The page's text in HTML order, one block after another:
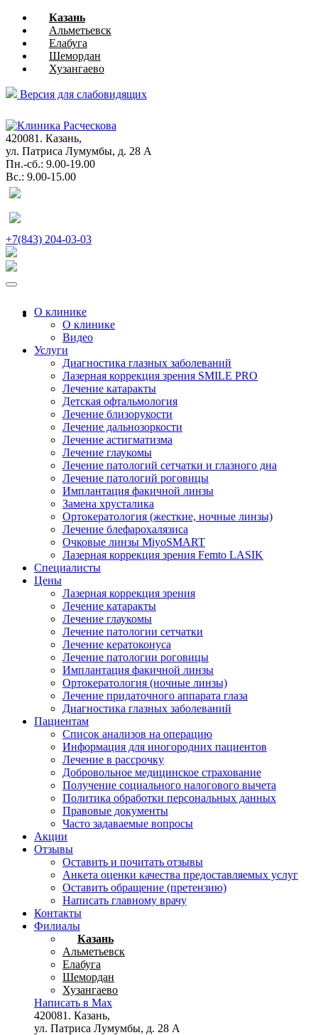
Казань
Альметьевск
Елабуга
Шемордан
Хузангаево
Версия для слабовидящих
420081. Казань,
ул. Патриса Лумумбы, д. 28 А
Пн.-сб.: 9.00-19.00
Вс.: 9.00-15.00
+7(843) 204-03-03
О клинике
О клинике
Видео
Услуги
Диагностика глазных заболеваний
Лазерная коррекция зрения SMILE PRO
Лечение катаракты
Детская офтальмология
Лечение близорукости
Лечение дальнозоркости
Лечение астигматизма
Лечение глаукомы
Лечение патологий сетчатки и глазного дна
Лечение патологий роговицы
Имплантация факичной линзы
Замена хрусталика
Ортокератология (жесткие, ночные линзы)
Лечение блефарохалязиса
Очковые линзы MiyoSMART
Лазерная коррекция зрения Femto LASIK
Специалисты
Цены
Лазерная коррекция зрения
Лечение катаракты
Лечение глаукомы
Лечение патологии сетчатки
Лечение кератоконуса
Лечение патологии роговицы
Имплантация факичной линзы
Ортокератология (ночные линзы)
Лечение придаточного аппарата глаза
Диагностика глазных заболеваний
Пациентам
Список анализов на операцию
Информация для иногородних пациентов
Лечение в рассрочку
Добровольное медицинское страхование
Получение социального налогового вычета
Политика обработки персональных данных
Правовые документы
Часто задаваемые вопросы
Акции
Отзывы
Оставить и почитать отзывы
Анкета оценки качества предоставляемых услуг
Оставить обращение (претензию)
Написать главному врачу
Контакты
Филиалы
Казань
Альметьевск
Елабуга
Шемордан
Хузангаево
Написать в Max
420081. Казань,
ул. Патриса Лумумбы, д. 28 А